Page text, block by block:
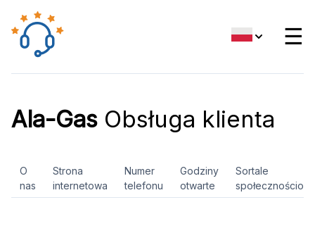
☰
Ala-Gas Obsługa klienta
O
nas
Strona
internetowa
Numer
telefonu
Godziny
otwarte
Sortale